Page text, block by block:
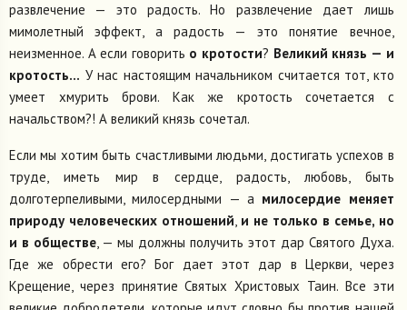
развлечение — это радость. Но развлечение дает лишь
мимолетный эффект, а радость — это понятие вечное,
неизменное. А если говорить о кротости? Великий князь — и
кротость... У нас настоящим начальником считается тот, кто
умеет хмурить брови. Как же кротость сочетается с
начальством?! А великий князь сочетал.
Если мы хотим быть счастливыми людьми, достигать успехов в
труде, иметь мир в сердце, радость, любовь, быть
долготерпеливыми, милосердными — а милосердие меняет
природу человеческих отношений, и не только в семье, но
и в обществе, — мы должны получить этот дар Святого Духа.
Где же обрести его? Бог дает этот дар в Церкви, через
Крещение, через принятие Святых Христовых Таин. Все эти